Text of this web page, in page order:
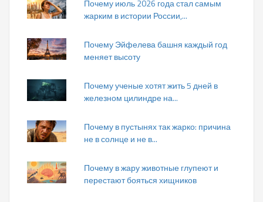
Почему июль 2026 года стал самым
жарким в истории России,...
Почему Эйфелева башня каждый год
меняет высоту
Почему ученые хотят жить 5 дней в
железном цилиндре на...
Почему в пустынях так жарко: причина
не в солнце и не в...
Почему в жару животные глупеют и
перестают бояться хищников